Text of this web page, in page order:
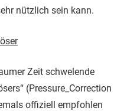
nützlich sein kann.
Zeit schwelende
(Pressure_Correction
offiziell empfohlen